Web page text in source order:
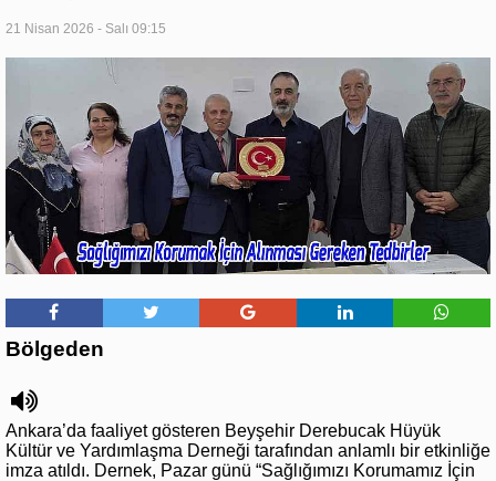
21 Nisan 2026 - Salı 09:15
Bölgeden
Ankara’da faaliyet gösteren Beyşehir Derebucak Hüyük
Kültür ve Yardımlaşma Derneği tarafından anlamlı bir etkinliğe
imza atıldı. Dernek, Pazar günü “Sağlığımızı Korumamız İçin